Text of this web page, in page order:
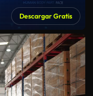
Descargar Gratis